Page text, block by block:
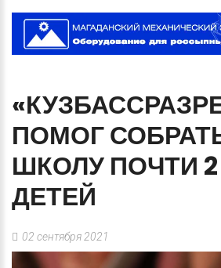
ПОМОГ
ШКОЛУ ПОЧТИ
ДЕТЕЙ
02 сентября 2021